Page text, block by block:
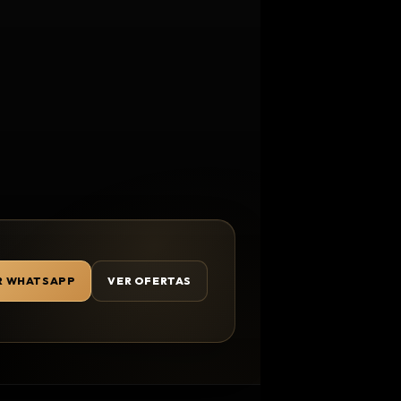
WHATSAPP VER OFERTAS